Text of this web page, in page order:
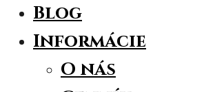
Blog
Informácie
O nás